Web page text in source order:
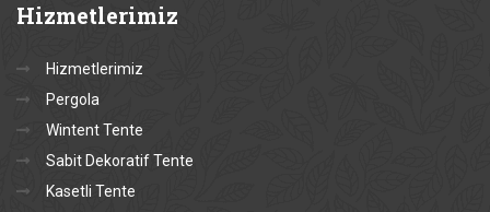
Hizmetlerimiz
Hizmetlerimiz
Pergola
Wintent Tente
Sabit Dekoratif Tente
Kasetli Tente